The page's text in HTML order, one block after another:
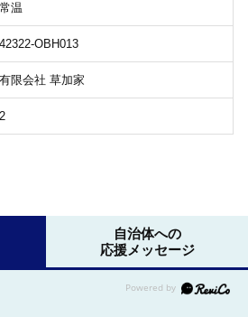
常温
42322-OBH013
有限会社 草加家
2
自治体への
応援メッセージ